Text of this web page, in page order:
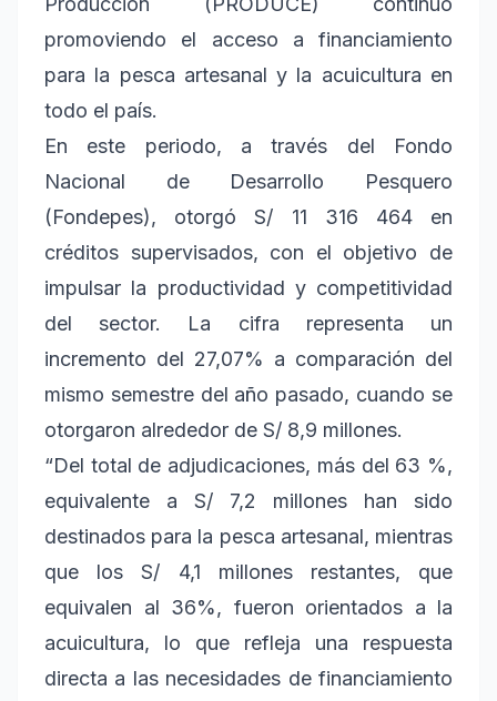
promoviendo el acceso a financiamiento
para la pesca artesanal y la acuicultura en
todo el país.
En este periodo, a través del Fondo
Nacional de Desarrollo Pesquero
(Fondepes), otorgó S/ 11 316 464 en
créditos supervisados, con el objetivo de
impulsar la productividad y competitividad
del sector. La cifra representa un
incremento del 27,07% a comparación del
mismo semestre del año pasado, cuando se
otorgaron alrededor de S/ 8,9 millones.
“Del total de adjudicaciones, más del 63 %,
equivalente a S/ 7,2 millones han sido
destinados para la pesca artesanal, mientras
que los S/ 4,1 millones restantes, que
equivalen al 36%, fueron orientados a la
acuicultura, lo que refleja una respuesta
directa a las necesidades de financiamiento